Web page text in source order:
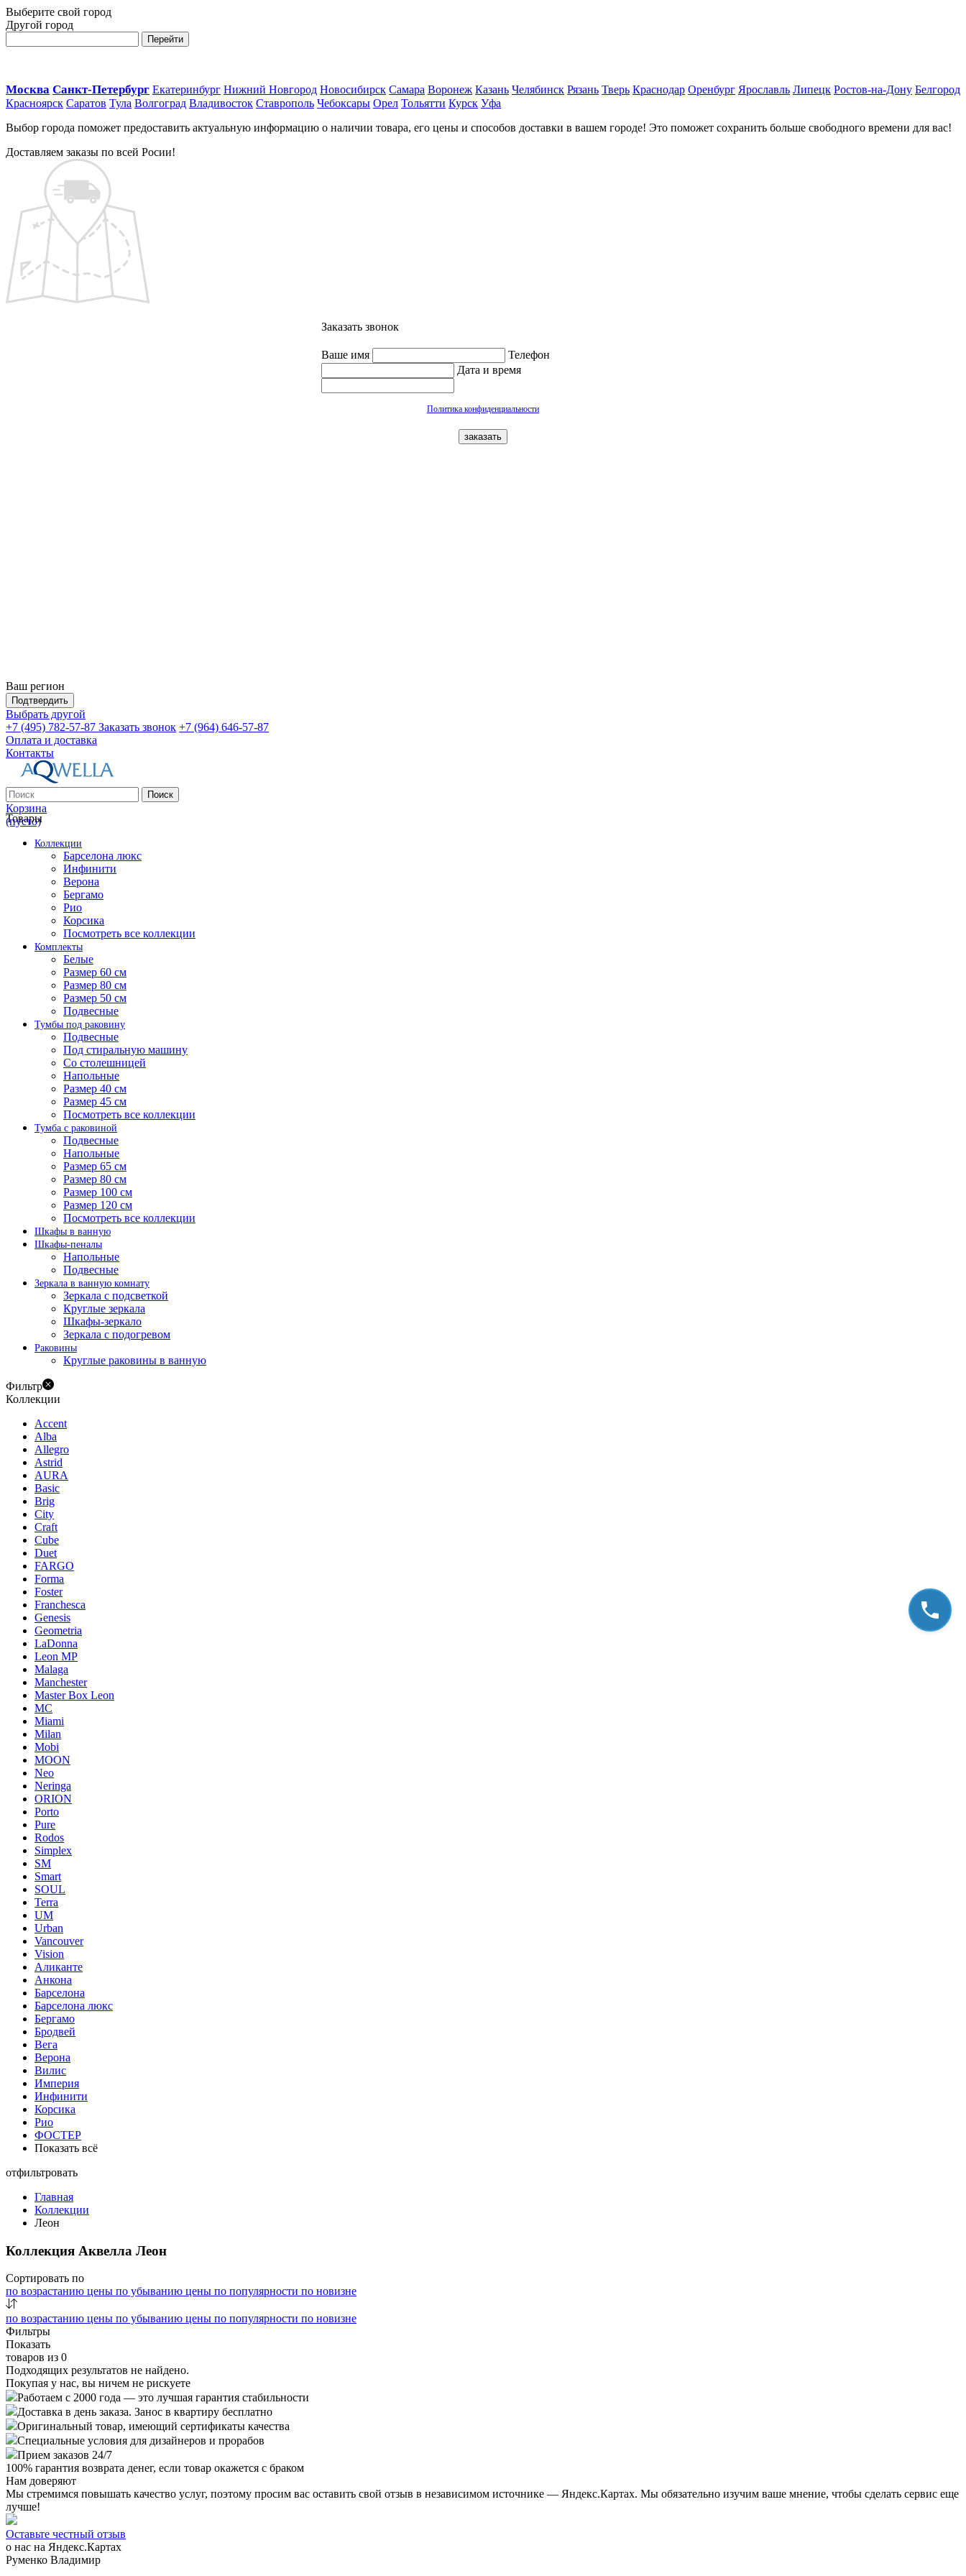
Выберите свой город
Другой город
Перейти
Москва Санкт-Петербург Екатеринбург Нижний Новгород Новосибирск Самара Воронеж Казань Челябинск Рязань Тверь Краснодар Оренбург Ярославль Липецк Ростов-на-Дону Белгород
Красноярск Саратов Тула Волгоград Владивосток Ставрополь Чебоксары Орел Тольятти Курск Уфа
Выбор города поможет предоставить актуальную информацию о наличии товара, его цены и способов доставки в вашем городе! Это поможет сохранить больше свободного времени для вас!
Доставляем заказы по всей Росии!
Заказать звонок
Ваше имя
Телефон
Дата и время
Политика конфиденциальности
заказать
Ваш регион
Подтвердить
Выбрать другой
+7 (495) 782-57-87 Заказать звонок +7 (964) 646-57-87
Оплата и доставка
Контакты
Поиск
Корзина
(пусто)
Товары
Коллекции
Барселона люкс
Инфинити
Верона
Бергамо
Рио
Корсика
Посмотреть все коллекции
Комплекты
Белые
Размер 60 см
Размер 80 см
Размер 50 см
Подвесные
Тумбы под раковину
Подвесные
Под стиральную машину
Со столешницей
Напольные
Размер 40 см
Размер 45 см
Посмотреть все коллекции
Тумба с раковиной
Подвесные
Напольные
Размер 65 см
Размер 80 см
Размер 100 см
Размер 120 см
Посмотреть все коллекции
Шкафы в ванную
Шкафы-пеналы
Напольные
Подвесные
Зеркала в ванную комнату
Зеркала с подсветкой
Круглые зеркала
Шкафы-зеркало
Зеркала с подогревом
Раковины
Круглые раковины в ванную
Фильтр
Коллекции
Accent
Alba
Allegro
Astrid
AURA
Basic
Brig
City
Craft
Cube
Duet
FARGO
Forma
Foster
Franchesca
Genesis
Geometria
LaDonna
Leon MP
Malaga
Manchester
Master Box Leon
MC
Miami
Milan
Mobi
MOON
Neo
Neringa
ORION
Porto
Pure
Rodos
Simplex
SM
Smart
SOUL
Terra
UM
Urban
Vancouver
Vision
Аликанте
Анкона
Барселона
Барселона люкс
Бергамо
Бродвей
Вега
Верона
Вилис
Империя
Инфинити
Корсика
Рио
ФОСТЕР
Показать всё
отфильтровать
Главная
Коллекции
Леон
Коллекция Аквелла Леон
Сортировать по
по возрастанию цены по убыванию цены по популярности по новизне
по возрастанию цены по убыванию цены по популярности по новизне
Фильтры
Показать
товаров из 0
Подходящих результатов не найдено.
Покупая у нас, вы ничем не рискуете
Работаем с 2000 года — это лучшая гарантия стабильности
Доставка в день заказа. Занос в квартиру бесплатно
Оригинальный товар, имеющий сертификаты качества
Специальные условия для дизайнеров и прорабов
Прием заказов 24/7
100% гарантия возврата денег, если товар окажется с браком
Нам доверяют
Мы стремимся повышать качество услуг, поэтому просим вас оставить свой отзыв в независимом источнике — Яндекс.Картах. Мы обязательно изучим ваше мнение, чтобы сделать сервис еще
лучше!
Оставьте честный отзыв
о нас на Яндекс.Картах
Руменко Владимир